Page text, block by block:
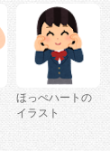
ほっぺハートの
イラスト